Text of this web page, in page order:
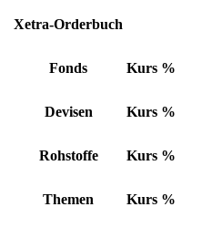
Xetra-Orderbuch
Fonds Kurs %
Devisen Kurs %
Rohstoffe Kurs %
Themen Kurs %